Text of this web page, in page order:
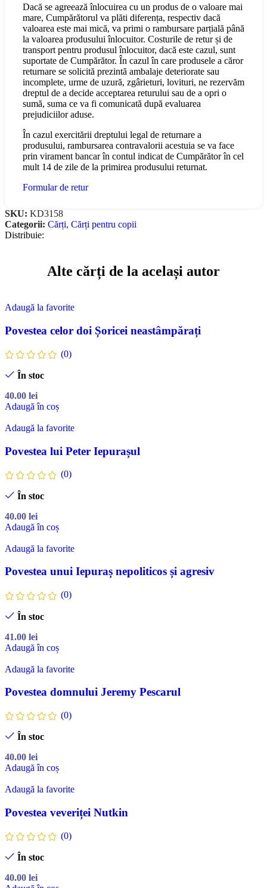
Dacă se agreează înlocuirea cu un produs de o valoare mai
mare, Cumpărătorul va plăti diferența, respectiv dacă
valoarea este mai mică, va primi o rambursare parțială până
la valoarea produsului înlocuitor. Costurile de retur și de
transport pentru produsul înlocuitor, dacă este cazul, sunt
suportate de Cumpărător. În cazul în care produsele a căror
returnare se solicită prezintă ambalaje deteriorate sau
incomplete, urme de uzură, zgârieturi, lovituri, ne rezervăm
dreptul de a decide acceptarea returului sau de a opri o
sumă, suma ce va fi comunicată după evaluarea
prejudiciilor aduse.
În cazul exercitării dreptului legal de returnare a
produsului, rambursarea contravalorii acestuia se va face
prin virament bancar în contul indicat de Cumpărător în cel
mult 14 de zile de la primirea produsului returnat.
Formular de retur
SKU: KD3158
Categorii: Cărți, Cărți pentru copii
Distribuie:
Alte cărți de la același autor
Adaugă la favorite
Povestea celor doi Șoricei neastâmpărați
(0)
În stoc
40.00 lei
Adaugă în coș
Adaugă la favorite
Povestea lui Peter Iepurașul
(0)
În stoc
40.00 lei
Adaugă în coș
Adaugă la favorite
Povestea unui Iepuraș nepoliticos și agresiv
(0)
În stoc
41.00 lei
Adaugă în coș
Adaugă la favorite
Povestea domnului Jeremy Pescarul
(0)
În stoc
40.00 lei
Adaugă în coș
Adaugă la favorite
Povestea veveriței Nutkin
(0)
În stoc
40.00 lei